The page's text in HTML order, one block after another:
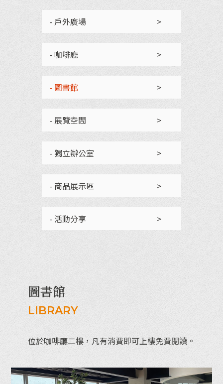
- 戶外廣場 >
- 咖啡廳 >
- 圖書館 >
- 展覽空間 >
- 獨立辦公室 >
- 商品展示區 >
- 活動分享 >
圖書館
LIBRARY
位於咖啡廳二樓，凡有消費即可上樓免費閱讀。